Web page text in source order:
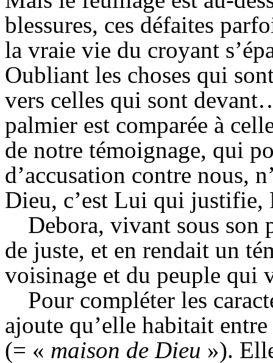
blessures, ces défaites
la vraie vie du croyant
Oubliant les choses qui
vers celles qui sont
palmier est comparée à
de notre témoignage, qui
d’accusation contre nous,
Dieu, c’est Lui qui justifie,
Debora, vivant sous son
de juste, et en rendait un
voisinage et du peuple qui
Pour compléter les
ajoute qu’elle habitait
(= « maison de Dieu »).